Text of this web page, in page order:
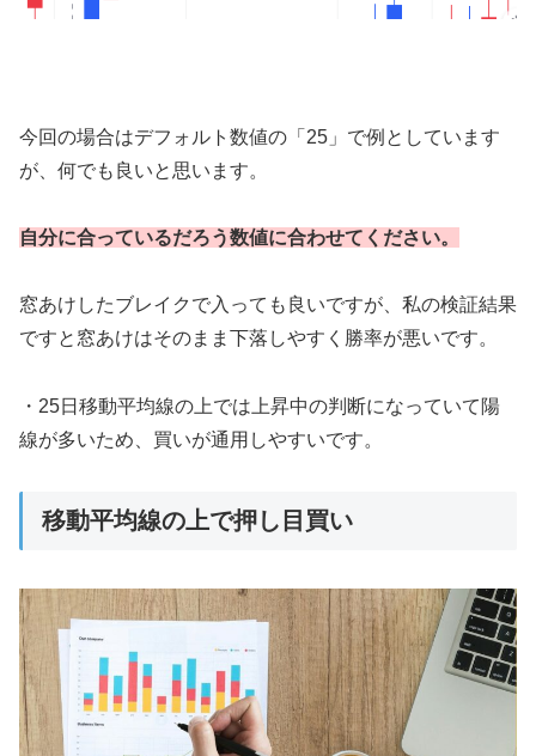
今回の場合はデフォルト数値の「25」で例としています
が、何でも良いと思います。
自分に合っているだろう数値に合わせてください。
窓あけしたブレイクで入っても良いですが、私の検証結果
ですと窓あけはそのまま下落しやすく勝率が悪いです。
・25日移動平均線の上では上昇中の判断になっていて陽
線が多いため、買いが通用しやすいです。
移動平均線の上で押し目買い